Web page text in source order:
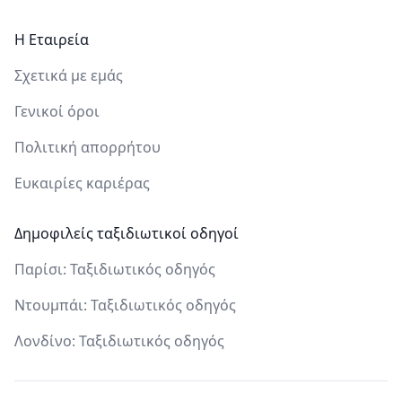
Η Εταιρεία
Σχετικά με εμάς
Γενικοί όροι
Πολιτική απορρήτου
Ευκαιρίες καριέρας
Δημοφιλείς ταξιδιωτικοί οδηγοί
Παρίσι: Ταξιδιωτικός οδηγός
Ντουμπάι: Ταξιδιωτικός οδηγός
Λονδίνο: Ταξιδιωτικός οδηγός